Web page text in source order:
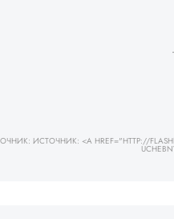
ИСТОЧНИК: <A HREF="HTTP://